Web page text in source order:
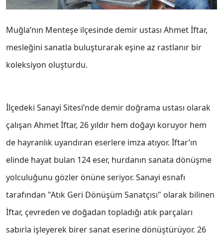
Muğla’nın Menteşe ilçesinde demir ustası Ahmet İftar,
mesleğini sanatla buluşturarak eşine az rastlanır bir
koleksiyon oluşturdu.
İlçedeki Sanayi Sitesi’nde demir doğrama ustası olarak
çalışan Ahmet İftar, 26 yıldır hem doğayı koruyor hem
de hayranlık uyandıran eserlere imza atıyor. İftar’ın
elinde hayat bulan 124 eser, hurdanın sanata dönüşme
yolculuğunu gözler önüne seriyor. Sanayi esnafı
tarafından "Atık Geri Dönüşüm Sanatçısı" olarak bilinen
İftar, çevreden ve doğadan topladığı atık parçaları
sabırla işleyerek birer sanat eserine dönüştürüyor. 26